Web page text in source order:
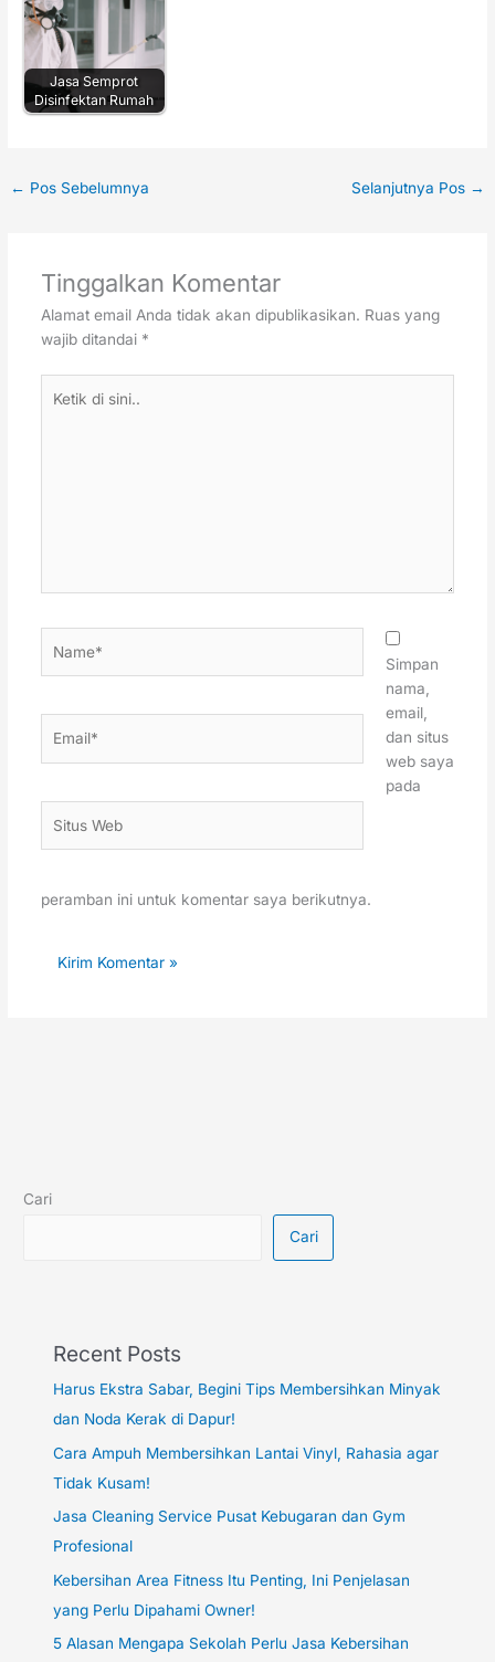
Jasa Semprot
Disinfektan Rumah
← Pos Sebelumnya Selanjutnya Pos →
Tinggalkan Komentar
Alamat email Anda tidak akan dipublikasikan. Ruas yang
wajib ditandai *
Web
Simpan
nama,
email,
dan situs
web saya
pada
peramban ini untuk komentar saya berikutnya.
Cari
Cari
Recent Posts
Harus Ekstra Sabar, Begini Tips Membersihkan Minyak
dan Noda Kerak di Dapur!
Cara Ampuh Membersihkan Lantai Vinyl, Rahasia agar
Tidak Kusam!
Jasa Cleaning Service Pusat Kebugaran dan Gym
Profesional
Kebersihan Area Fitness Itu Penting, Ini Penjelasan
yang Perlu Dipahami Owner!
5 Alasan Mengapa Sekolah Perlu Jasa Kebersihan